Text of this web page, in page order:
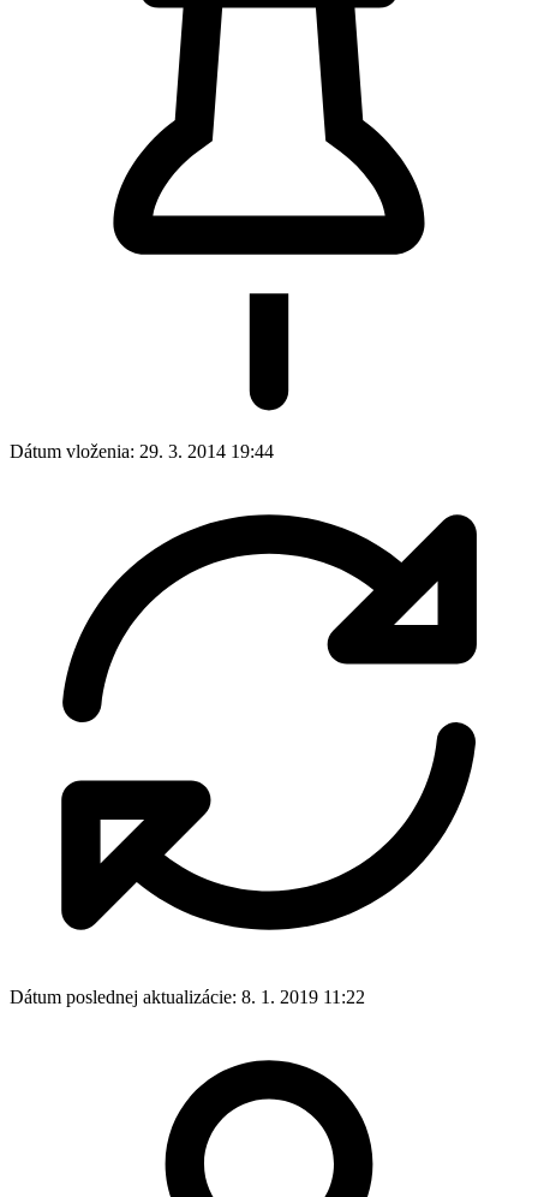
Dátum vloženia: 29. 3. 2014 19:44
Dátum poslednej aktualizácie: 8. 1. 2019 11:22